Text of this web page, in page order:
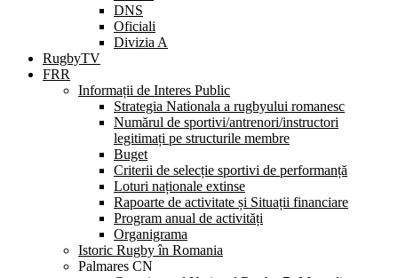
DNS
Oficiali
Divizia A
RugbyTV
FRR
Informații de Interes Public
Strategia Nationala a rugbyului romanesc
Numărul de sportivi/antrenori/instructori
legitimați pe structurile membre
Buget
Criterii de selecție sportivi de performanță
Loturi naționale extinse
Rapoarte de activitate și Situații financiare
Program anual de activități
Organigrama
Istoric Rugby în Romania
Palmares CN